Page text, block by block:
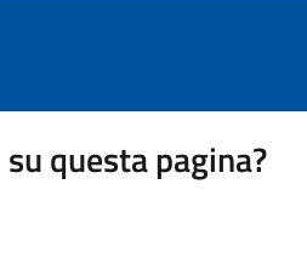
questa pagina?